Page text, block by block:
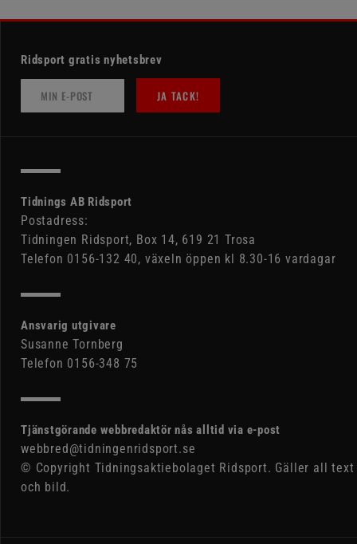
Ridsport gratis nyhetsbrev
JA TACK!
Tidnings AB Ridsport
Postadress:
Tidningen Ridsport, Box 14, 619 21 Trosa
Telefon 0156-132 40, växeln öppen kl 8.30-16 vardagar
Ansvarig utgivare
Susanne Tornberg
Telefon 0156-348 75
Tjänstgörande webbredaktör nås alltid via e-post
webbred@tidningenridsport.se
© Copyright Tidningsaktiebolaget Ridsport. Gäller all text
och bild.